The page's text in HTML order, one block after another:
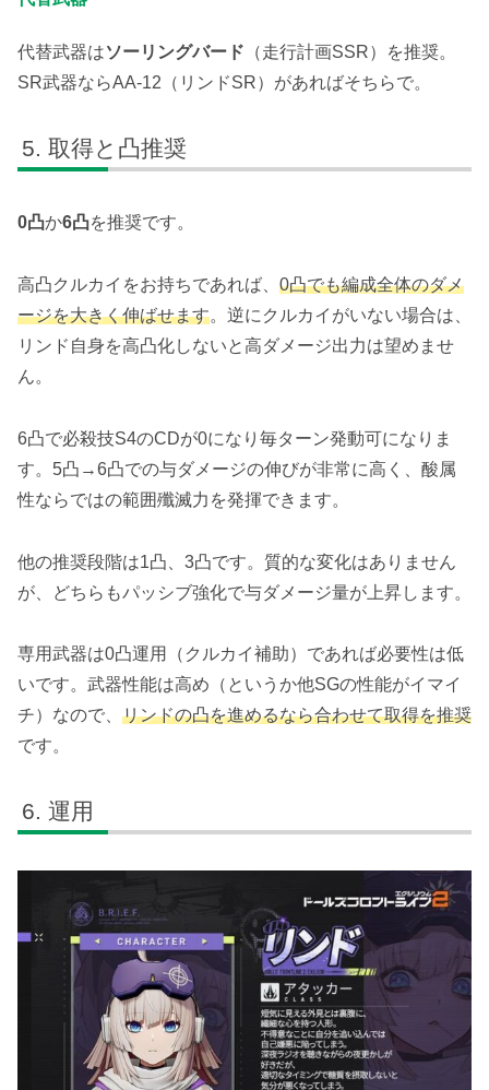
アクティブS3：過激崩壊
範囲酸属性ダメージを与える。
【蜜漬け】1スタックにつきダメージ倍率+5%。
体勢ダメージ:2 / CD:0 / SP:4
自身の半径8マス内の敵全員に1ターン持続の
【酮酸血症】 を付与する。攻撃後に効果範囲内
攻撃後は追加でアクティブS2、アクティブS3ま
たは通常攻撃S1を1回使用できる。
につき、リンドが
対象に与える酸属性ダメージ+5%
、最大30%ま
で。酸属性デバフ。
体勢ダメージ:0 / CD:1 / SP:0
代替武器はソーリングバード （走行計画SSR）を推奨。
SR武器ならAA-12（リンドSR）があればそちらで。
取得と凸推奨
0凸か6凸を推奨です。
高凸クルカイをお持ちであれば、 0凸でも編成全体のダメ
ージを大きく伸ばせます。逆にクルカイがいない場合は、
リンド自身を高凸化しないと高ダメージ出力は望めませ
ん。
6凸で必殺技S4のCDが0になり毎ターン発動可になりま
す。5凸→6凸での与ダメージの伸びが非常に高く、酸属
性ならではの範囲殲滅力を発揮できます。
他の推奨段階は1凸、3凸です。質的な変化はありません
が、どちらもパッシブ強化で与ダメージ量が上昇します。
専用武器は0凸運用（クルカイ補助）であれば必要性は低
いです。武器性能は高め（というか他SGの性能がイマイ
チ）なので、 リンドの凸を進めるなら合わせて取得を推奨
です。
運用